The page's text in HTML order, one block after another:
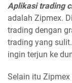
Aplikasi trading
adalah Zipmex.
trading dengan
trading yang
ingin terjun ke
Selain itu